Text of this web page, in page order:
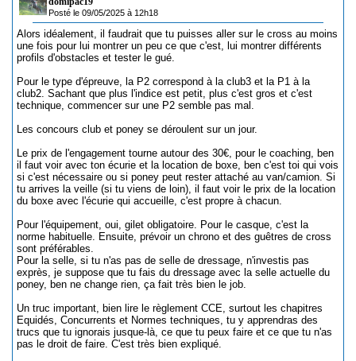
Posté le 09/05/2025 à 12h18
Alors idéalement, il faudrait que tu puisses aller sur le cross au moins
une fois pour lui montrer un peu ce que c'est, lui montrer différents
profils d'obstacles et tester le gué.
Pour le type d'épreuve, la P2 correspond à la club3 et la P1 à la
club2. Sachant que plus l'indice est petit, plus c'est gros et c'est
technique, commencer sur une P2 semble pas mal.
Les concours club et poney se déroulent sur un jour.
Le prix de l'engagement tourne autour des 30€, pour le coaching, ben
il faut voir avec ton écurie et la location de boxe, ben c'est toi qui vois
si c'est nécessaire ou si poney peut rester attaché au van/camion. Si
tu arrives la veille (si tu viens de loin), il faut voir le prix de la location
du boxe avec l'écurie qui accueille, c'est propre à chacun.
Pour l'équipement, oui, gilet obligatoire. Pour le casque, c'est la
norme habituelle. Ensuite, prévoir un chrono et des guêtres de cross
sont préférables.
Pour la selle, si tu n'as pas de selle de dressage, n'investis pas
exprès, je suppose que tu fais du dressage avec la selle actuelle du
poney, ben ne change rien, ça fait très bien le job.
Un truc important, bien lire le règlement CCE, surtout les chapitres
Equidés, Concurrents et Normes techniques, tu y apprendras des
trucs que tu ignorais jusque-là, ce que tu peux faire et ce que tu n'as
pas le droit de faire. C'est très bien expliqué.